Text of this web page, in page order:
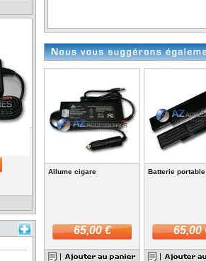
Allume cigare
65,00 €
Batterie
65,00